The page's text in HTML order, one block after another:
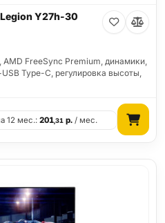
Y27h-30
AMD FreeSync Premium, динамики,
Type-C, регулировка высоты,
12 мес.:201,31 р. / мес.